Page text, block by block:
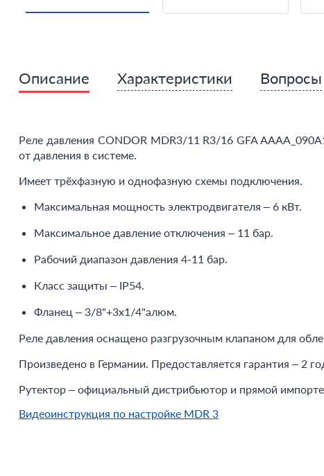
Описание Характеристики Вопросы
Реле давления CONDOR MDR3/11 R3/16 GFA
от давления в системе.
Имеет трёхфазную и однофазную схемы подключения.
Максимальная мощность электродвигателя – 6 кВт.
Максимальное давление отключения – 11 бар.
Рабочий диапазон давления 4-11 бар.
Класс защиты – IP54.
Фланец – 3/8"+3x1/4"алюм.
Реле давления оснащено разгрузочным клапаном для
Произведено в Германии. Предоставляется гарантия – 2
Рутектор – официальный дистрибьютор и прямой
Видеоинструкция по настройке MDR 3